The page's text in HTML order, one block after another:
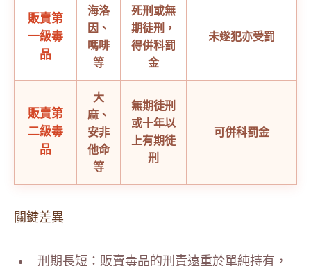
販賣第
一級毒
品
海洛
因、
嗎啡
等
死刑或無
期徒刑，
得併科罰
金
未遂犯亦受罰
販賣第
二級毒
品
大
麻、
安非
他命
等
無期徒刑
或十年以
上有期徒
刑
可併科罰金
關鍵差異
刑期長短：販賣毒品的刑責遠重於單純持有，